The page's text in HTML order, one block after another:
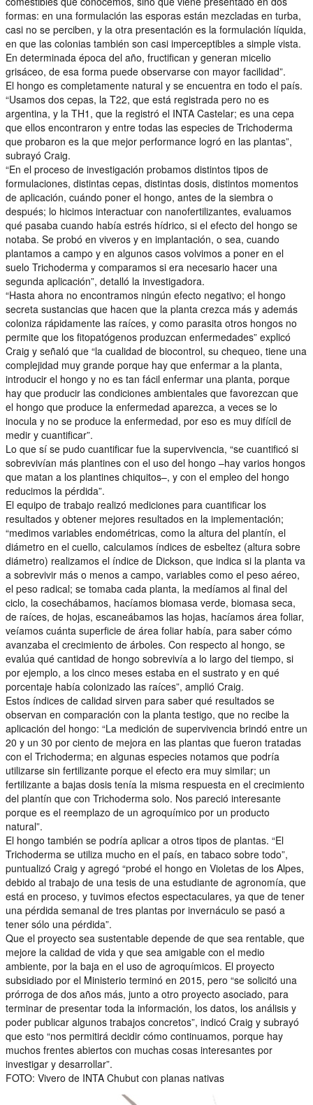
formas: en una formulación las esporas están mezcladas en turba,
casi no se perciben, y la otra presentación es la formulación líquida,
en que las colonias también son casi imperceptibles a simple vista.
En determinada época del año, fructifican y generan micelio
grisáceo, de esa forma puede observarse con mayor facilidad”.
El hongo es completamente natural y se encuentra en todo el país.
“Usamos dos cepas, la T22, que está registrada pero no es
argentina, y la TH1, que la registró el INTA Castelar; es una cepa
que ellos encontraron y entre todas las especies de Trichoderma
que probaron es la que mejor performance logró en las plantas”,
subrayó Craig.
“En el proceso de investigación probamos distintos tipos de
formulaciones, distintas cepas, distintas dosis, distintos momentos
de aplicación, cuándo poner el hongo, antes de la siembra o
después; lo hicimos interactuar con nanofertilizantes, evaluamos
qué pasaba cuando había estrés hídrico, si el efecto del hongo se
notaba. Se probó en viveros y en implantación, o sea, cuando
plantamos a campo y en algunos casos volvimos a poner en el
suelo Trichoderma y comparamos si era necesario hacer una
segunda aplicación”, detalló la investigadora.
“Hasta ahora no encontramos ningún efecto negativo; el hongo
secreta sustancias que hacen que la planta crezca más y además
coloniza rápidamente las raíces, y como parasita otros hongos no
permite que los fitopatógenos produzcan enfermedades” explicó
Craig y señaló que “la cualidad de biocontrol, su chequeo, tiene una
complejidad muy grande porque hay que enfermar a la planta,
introducir el hongo y no es tan fácil enfermar una planta, porque
hay que producir las condiciones ambientales que favorezcan que
el hongo que produce la enfermedad aparezca, a veces se lo
inocula y no se produce la enfermedad, por eso es muy difícil de
medir y cuantificar”.
Lo que sí se pudo cuantificar fue la supervivencia, “se cuantificó si
sobrevivían más plantines con el uso del hongo –hay varios hongos
que matan a los plantines chiquitos–, y con el empleo del hongo
reducimos la pérdida”.
El equipo de trabajo realizó mediciones para cuantificar los
resultados y obtener mejores resultados en la implementación;
“medimos variables endométricas, como la altura del plantín, el
diámetro en el cuello, calculamos índices de esbeltez (altura sobre
diámetro) realizamos el índice de Dickson, que indica si la planta va
a sobrevivir más o menos a campo, variables como el peso aéreo,
el peso radical; se tomaba cada planta, la medíamos al final del
ciclo, la cosechábamos, hacíamos biomasa verde, biomasa seca,
de raíces, de hojas, escaneábamos las hojas, hacíamos área foliar,
veíamos cuánta superficie de área foliar había, para saber cómo
avanzaba el crecimiento de árboles. Con respecto al hongo, se
evalúa qué cantidad de hongo sobrevivía a lo largo del tiempo, si
por ejemplo, a los cinco meses estaba en el sustrato y en qué
porcentaje había colonizado las raíces”, amplió Craig.
Estos índices de calidad sirven para saber qué resultados se
observan en comparación con la planta testigo, que no recibe la
aplicación del hongo: “La medición de supervivencia brindó entre un
20 y un 30 por ciento de mejora en las plantas que fueron tratadas
con el Trichoderma; en algunas especies notamos que podría
utilizarse sin fertilizante porque el efecto era muy similar; un
fertilizante a bajas dosis tenía la misma respuesta en el crecimiento
del plantín que con Trichoderma solo. Nos pareció interesante
porque es el reemplazo de un agroquímico por un producto
natural”.
El hongo también se podría aplicar a otros tipos de plantas. “El
Trichoderma se utiliza mucho en el país, en tabaco sobre todo”,
puntualizó Craig y agregó “probé el hongo en Violetas de los Alpes,
debido al trabajo de una tesis de una estudiante de agronomía, que
está en proceso, y tuvimos efectos espectaculares, ya que de tener
una pérdida semanal de tres plantas por invernáculo se pasó a
tener sólo una pérdida”.
Que el proyecto sea sustentable depende de que sea rentable, que
mejore la calidad de vida y que sea amigable con el medio
ambiente, por la baja en el uso de agroquímicos. El proyecto
subsidiado por el Ministerio terminó en 2015, pero “se solicitó una
prórroga de dos años más, junto a otro proyecto asociado, para
terminar de presentar toda la información, los datos, los análisis y
poder publicar algunos trabajos concretos”, indicó Craig y subrayó
que esto “nos permitirá decidir cómo continuamos, porque hay
muchos frentes abiertos con muchas cosas interesantes por
investigar y desarrollar”.
FOTO: Vivero de INTA Chubut con planas nativas